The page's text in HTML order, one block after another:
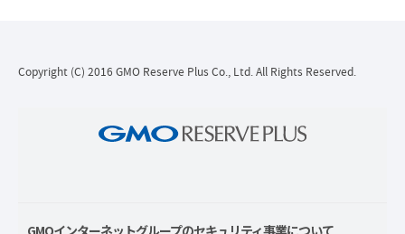
Copyright (C) 2016 GMO Reserve Plus Co., Ltd. All Rights Reserved.